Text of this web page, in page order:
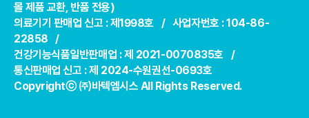
몰 제품 교환, 반품 전용)
의료기기 판매업 신고 : 제1998호 / 사업자번호 : 104-86-
22858 /
건강기능식품일반판매업 : 제 2021-0070835호 /
통신판매업 신고 : 제 2024-수원권선-0693호
Copyrightⓒ ㈜바텍엠시스 All Rights Reserved.